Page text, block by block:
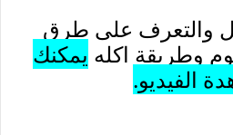
والتعرف على طرق
وطريقة اكله يمكنك
الفيديو.